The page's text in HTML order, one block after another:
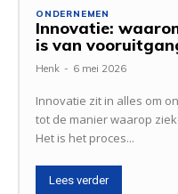
ONDERNEMEN
Innovatie:
is van
Henk - 6 mei 2026
Innovatie zit in alles om
tot de manier waarop
Het is het proces...
Lees verder